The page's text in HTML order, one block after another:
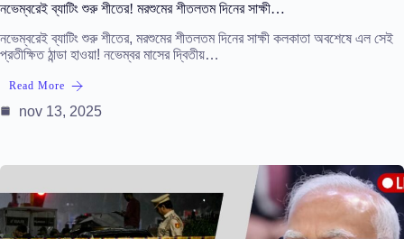
নভেম্বরেই ব্যাটিং শুরু শীতের! মরশুমের শীতলতম দিনের সাক্ষী…
নভেম্বরেই ব্যাটিং শুরু শীতের, মরশুমের শীতলতম দিনের সাক্ষী কলকাতা অবশেষে এল সেই
প্রতীক্ষিত ঠান্ডা হাওয়া! নভেম্বর মাসের দ্বিতীয়…
Read More
nov 13, 2025